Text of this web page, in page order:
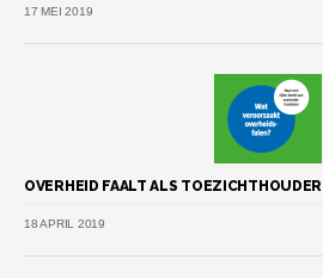
17 MEI 2019
OVERHEID FAALT ALS TOEZICHTHOUDER
18 APRIL 2019